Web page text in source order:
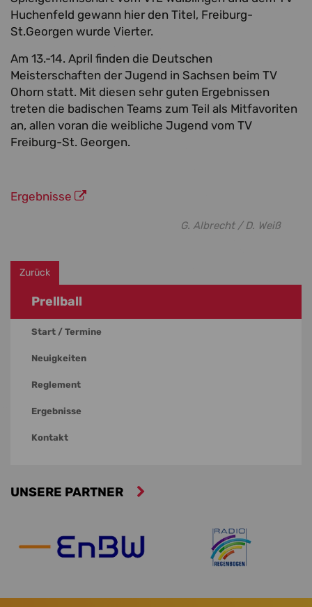
Huchenfeld gewann hier den Titel, Freiburg-
St.Georgen wurde Vierter.
Am 13.-14. April finden die Deutschen
Meisterschaften der Jugend in Sachsen beim TV
Ohorn statt. Mit diesen sehr guten Ergebnissen
treten die badischen Teams zum Teil als Mitfavoriten
an, allen voran die weibliche Jugend vom TV
Freiburg-St. Georgen.
Ergebnisse
G. Albrecht / D. Weiß
Zurück
Prellball
Start / Termine
Neuigkeiten
Reglement
Ergebnisse
Kontakt
UNSERE PARTNER